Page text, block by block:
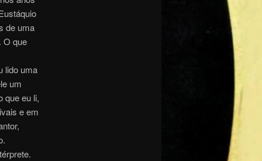
de uma
O que
lido uma
um
que eu li,
e em